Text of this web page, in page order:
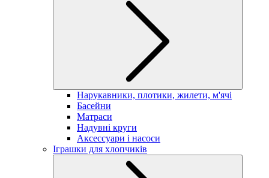
Нарукавники, плотики, жилети, м'ячі
Басейни
Матраси
Надувні круги
Аксессуари і насоси
Іграшки для хлопчиків